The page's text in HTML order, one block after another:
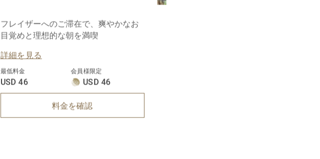
フレイザーへのご滞在で、爽やかなお
目覚めと理想的な朝を満喫
詳細を見る
最低料金
USD 46
会員様限定
USD 46
料金を確認